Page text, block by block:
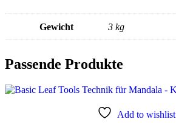
Gewicht 3 kg
Passende Produkte
Add to wishlist